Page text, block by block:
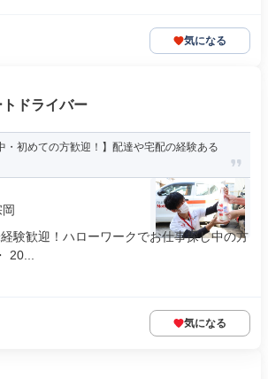
気になる
ドライバー
・初めての方歓迎！】配達や宅配の経験ある
験歓迎！ハローワークでお仕事探し中の方
20...
気になる